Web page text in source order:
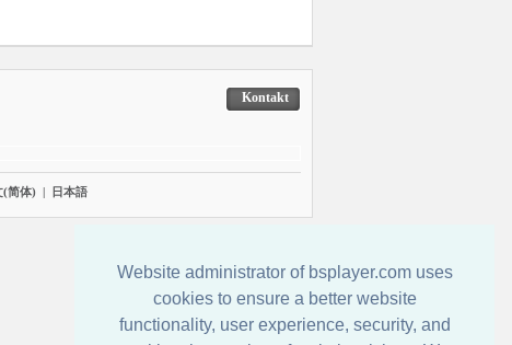
Website administrator of bsplayer.com uses
cookies to ensure a better website
functionality, user experience, security, and
Kontakt
(简体) | 日本語